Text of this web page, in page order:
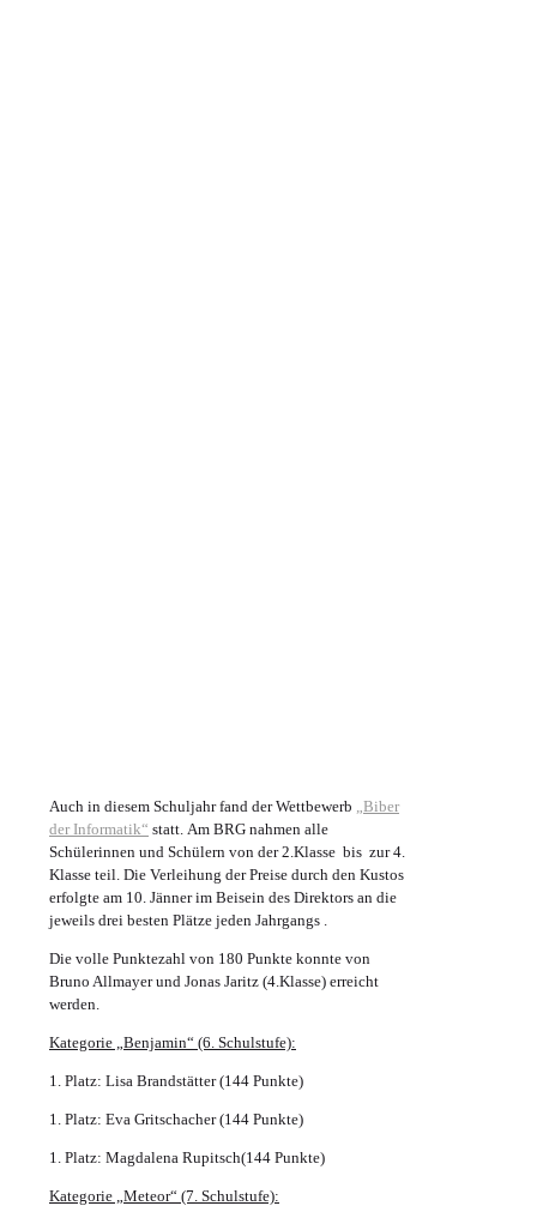
Auch in diesem Schuljahr fand der Wettbewerb „Biber
der Informatik“ statt. Am BRG nahmen alle
Schülerinnen und Schülern von der 2.Klasse bis zur 4.
Klasse teil. Die Verleihung der Preise durch den Kustos
erfolgte am 10. Jänner im Beisein des Direktors an die
jeweils drei besten Plätze jeden Jahrgangs .
Die volle Punktezahl von 180 Punkte konnte von
Bruno Allmayer und Jonas Jaritz (4.Klasse) erreicht
werden.
Kategorie „Benjamin“ (6. Schulstufe):
1. Platz: Lisa Brandstätter (144 Punkte)
1. Platz: Eva Gritschacher (144 Punkte)
1. Platz: Magdalena Rupitsch(144 Punkte)
Kategorie „Meteor“ (7. Schulstufe):